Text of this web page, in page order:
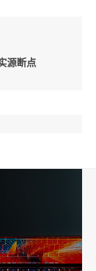
源断点
到最后